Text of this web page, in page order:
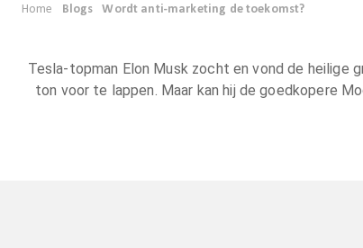
Home Blogs Wordt anti-marketing de toekomst?
Tesla-topman Elon Musk zocht en vond de heilige
ton voor te lappen. Maar kan hij de goedkopere